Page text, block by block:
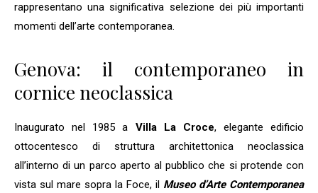
rappresentano una significativa selezione dei più importanti
momenti dell’arte contemporanea.
Genova: il contemporaneo in
cornice neoclassica
Inaugurato nel 1985 a Villa La Croce, elegante edificio
ottocentesco di struttura architettonica neoclassica
all’interno di un parco aperto al pubblico che si protende con
vista sul mare sopra la Foce, il Museo d’Arte Contemporanea